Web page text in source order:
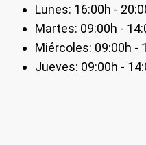
Lunes: 16:00h -
Martes: 09:00h -
Miércoles: 09:00h -
Jueves: 09:00h -